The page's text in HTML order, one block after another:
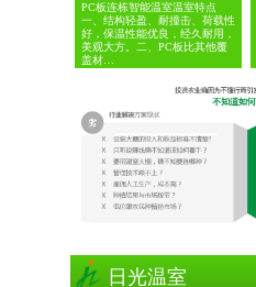
PC板连栋智能温室温室特点
一、结构轻盈、耐撞击、荷载性
好，保温性能优良，经久耐用，
美观大方。二、PC板比其他覆
盖材…
日光温室